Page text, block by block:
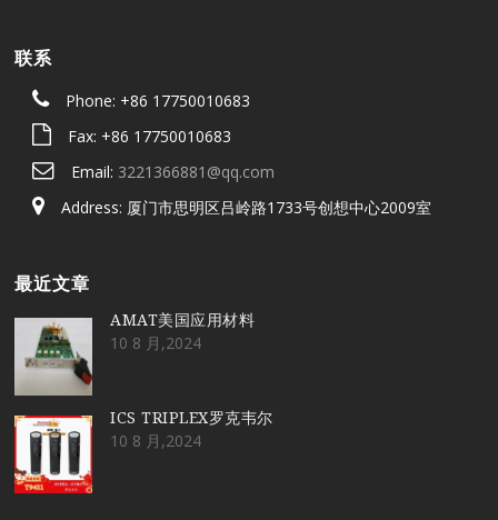
联系
Phone: +86 17750010683
Fax: +86 17750010683
Email: 3221366881@qq.com
Address: 厦门市思明区吕岭路1733号创想中心2009室
最近文章
AMAT美国应用材料
10 8 月,2024
ICS TRIPLEX罗克韦尔
10 8 月,2024